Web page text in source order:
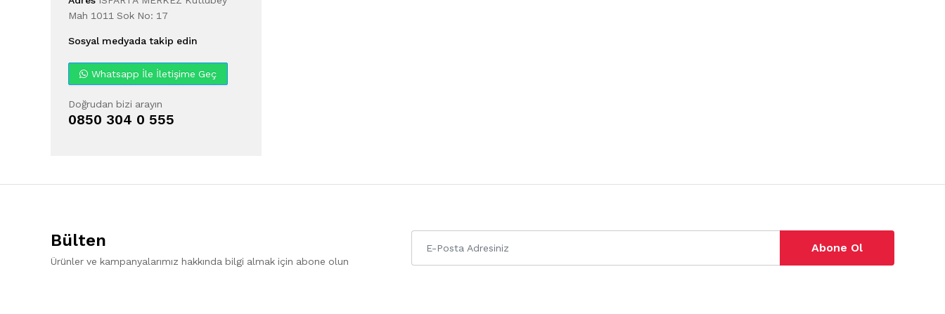
Mah 1011 Sok No: 17
Sosyal medyada takip edin
Whatsapp İle İletişime Geç
Doğrudan bizi arayın
0850 304 0 555
Bülten
Ürünler ve kampanyalarımız hakkında bilgi almak için abone olun
Abone Ol